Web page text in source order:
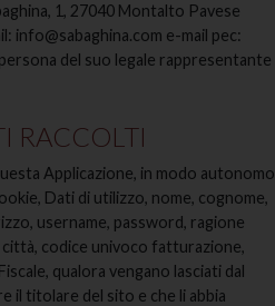
1, 27040 Montalto Pavese
info@sabaghina.com e-mail pec:
del suo legale rappresentante
RACCOLTI
Applicazione, in modo autonomo
Dati di utilizzo, nome, cognome,
username, password, ragione
codice univoco fatturazione,
qualora vengano lasciati dal
il titolare del sito e che li abbia